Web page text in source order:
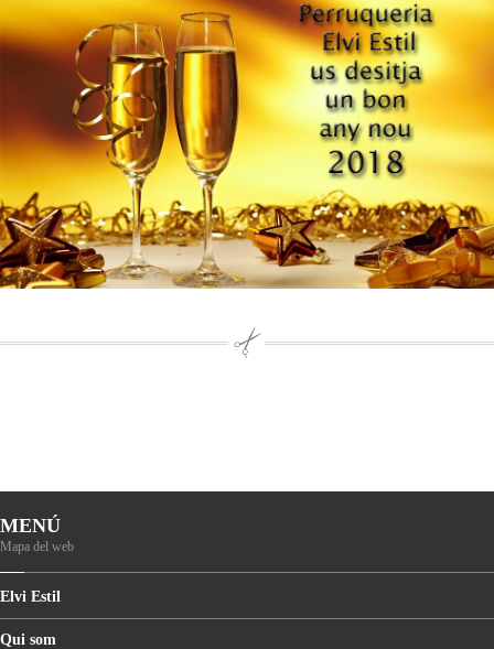
MENÚ
Mapa del web
Elvi Estil
Qui som